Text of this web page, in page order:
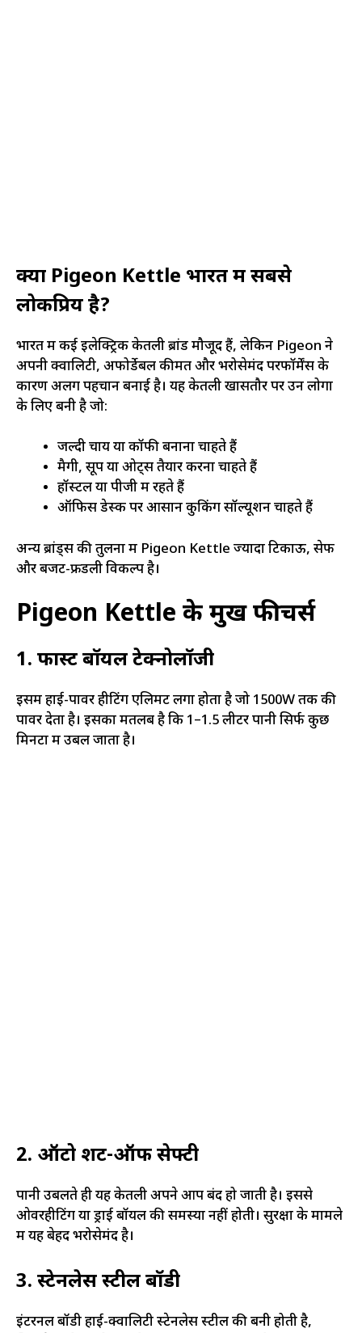
क्यों Pigeon Kettle भारत में सबसे
लोकप्रिय है?
भारत में कई इलेक्ट्रिक केतली ब्रांड मौजूद हैं, लेकिन Pigeon ने
अपनी क्वालिटी, अफोर्डेबल कीमत और भरोसेमंद परफॉर्मेंस के
कारण अलग पहचान बनाई है। यह केतली खासतौर पर उन लोगों
के लिए बनी है जो:
जल्दी चाय या कॉफी बनाना चाहते हैं
मैगी, सूप या ओट्स तैयार करना चाहते हैं
हॉस्टल या पीजी में रहते हैं
ऑफिस डेस्क पर आसान कुकिंग सॉल्यूशन चाहते हैं
अन्य ब्रांड्स की तुलना में Pigeon Kettle ज्यादा टिकाऊ, सेफ
और बजट-फ्रेंडली विकल्प है।
Pigeon Kettle के प्रमुख फीचर्स
1. फास्ट बॉयल टेक्नोलॉजी
इसमें हाई-पावर हीटिंग एलिमेंट लगा होता है जो 1500W तक की
पावर देता है। इसका मतलब है कि 1–1.5 लीटर पानी सिर्फ कुछ
मिनटों में उबल जाता है।
2. ऑटो शट-ऑफ सेफ्टी
पानी उबलते ही यह केतली अपने आप बंद हो जाती है। इससे
ओवरहीटिंग या ड्राई बॉयल की समस्या नहीं होती। सुरक्षा के मामले
में यह बेहद भरोसेमंद है।
3. स्टेनलेस स्टील बॉडी
इंटरनल बॉडी हाई-क्वालिटी स्टेनलेस स्टील की बनी होती है,